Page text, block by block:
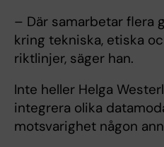
– Där samarbetar flera
kring tekniska, etiska
riktlinjer, säger han.
Inte heller Helga
integrera olika
motsvarighet någon